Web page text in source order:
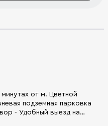
от м. Цветной
- Удобный выезд на